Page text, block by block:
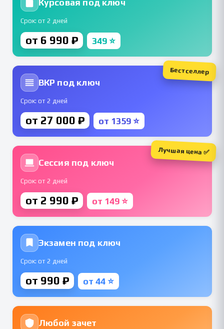
Курсовая под ключ
Срок: от 2 дней
от 6 990 ₽ 349 ⭐
ВКР под ключ
Срок: от 2 дней
от 27 000 ₽ от 1359 ⭐
Бестселлер
Сессия под ключ
Срок: от 2 дней
от 2 990 ₽ от 149 ⭐
Лучшая цена ✅
Экзамен под ключ
Срок: от 2 дней
от 990 ₽ от 44 ⭐
Любой зачет